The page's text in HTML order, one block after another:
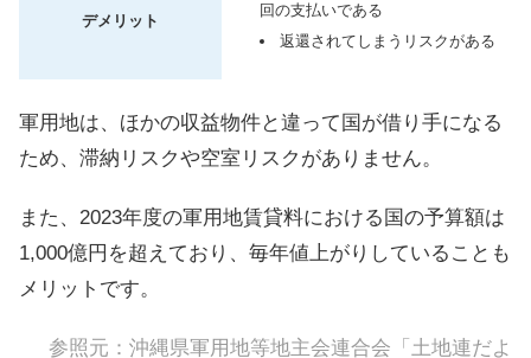
デメリット
回の支払いである
返還されてしまうリスクがある
軍用地は、ほかの収益物件と違って国が借り手になる
ため、滞納リスクや空室リスクがありません。
また、2023年度の軍用地賃貸料における国の予算額は
1,000億円を超えており、毎年値上がりしていることも
メリットです。
参照元： 沖縄県軍用地等地主会連合会「土地連だよ